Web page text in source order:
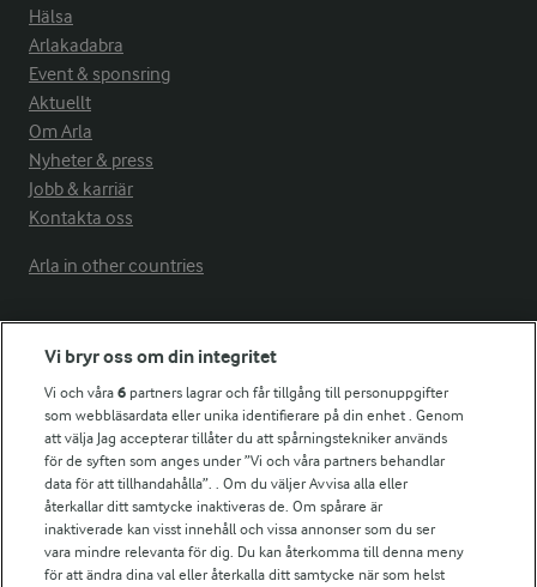
Hälsa
Arlakadabra
Event & sponsring
Aktuellt
Om Arla
Nyheter & press
Jobb & karriär
Kontakta oss
Arla in other countries
Fler Arlasajter
För ägare
Arlas kundportal
Arla.com
Falbygdens Ost
Arla webbshop
Bildbank
Vi bryr oss om din integritet
Vi och våra6 partners lagrar och får tillgång till personuppgifter
som webbläsardata eller unika identifierare på din enhet . Genom
att välja Jag accepterar tillåter du att spårningstekniker används
för de syften som anges under ”Vi och våra partners behandlar
data för att tillhandahålla”. . Om du väljer Avvisa alla eller
återkallar ditt samtycke inaktiveras de. Om spårare är
inaktiverade kan visst innehåll och vissa annonser som du ser
vara mindre relevanta för dig. Du kan återkomma till denna meny
för att ändra dina val eller återkalla ditt samtycke när som helst